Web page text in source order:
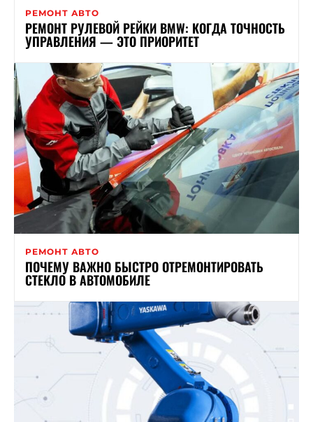
РЕМОНТ АВТО
РЕМОНТ РУЛЕВОЙ РЕЙКИ BMW: КОГДА ТОЧНОСТЬ
УПРАВЛЕНИЯ — ЭТО ПРИОРИТЕТ
РЕМОНТ АВТО
ПОЧЕМУ ВАЖНО БЫСТРО ОТРЕМОНТИРОВАТЬ
СТЕКЛО В АВТОМОБИЛЕ